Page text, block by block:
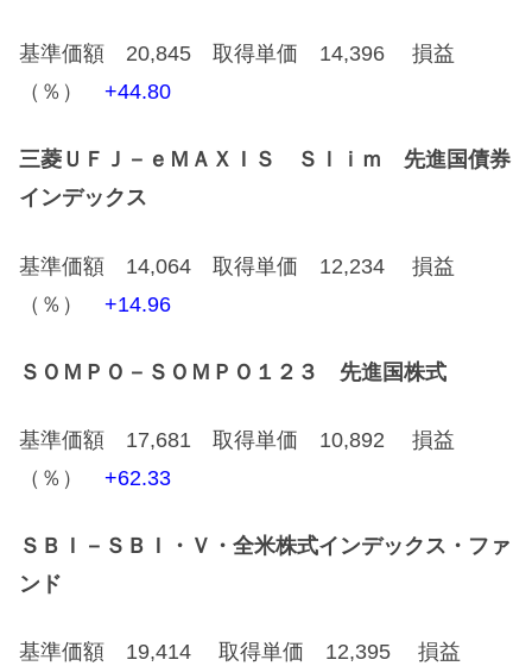
基準価額 20,845 取得単価 14,396 損益
（％） +44.80
三菱ＵＦＪ－ｅＭＡＸＩＳ Ｓｌｉｍ 先進国債券
インデックス
基準価額 14,064 取得単価 12,234 損益
（％） +14.96
ＳＯＭＰＯ－ＳＯＭＰＯ１２３ 先進国株式
基準価額 17,681 取得単価 10,892 損益
（％） +62.33
ＳＢＩ－ＳＢＩ・Ｖ・全米株式インデックス・ファ
ンド
基準価額 19,414 取得単価 12,395 損益